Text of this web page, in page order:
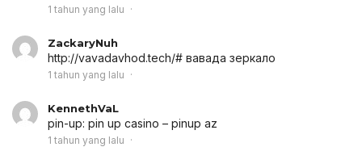
1 tahun yang lalu
ZackaryNuh
http://vavadavhod.tech/# вавада зеркало
1 tahun yang lalu
KennethVaL
pin-up: pin up casino – pinup az
1 tahun yang lalu